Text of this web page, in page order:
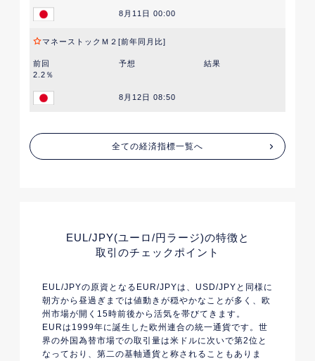
8月11日 00:00
マネーストックＭ２[前年同月比]
前回 予想
結果
2.2％
8月12日 08:50
全ての経済指標一覧へ
EUL/JPY(ユーロ/円ラージ)の特徴と
取引のチェックポイント
EUL/JPYの原資となるEUR/JPYは、USD/JPYと同様に
朝方から昼過ぎまでは値動きが穏やかなことが多く、欧
州市場が開く15時前後から活気を帯びてきます。
EURは1999年に誕生した欧州連合の統一通貨です。世
界の外国為替市場での取引量は米ドルに次いで第2位と
なっており、第二の基軸通貨と称されることもありま